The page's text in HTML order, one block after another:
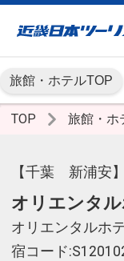
旅館・ホテルTOP
TOP 旅館・ホ
【千葉 新浦安】
オリエンタ
オリエンタルホ
宿コード